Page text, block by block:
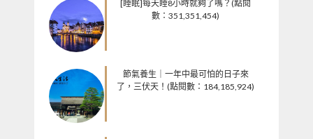
[睡眠]每天睡8小時就夠了嗎？(點閱
數：351,351,454)
節氣養生｜一年中最可怕的日子來
了，三伏天！(點閱數：184,185,924)